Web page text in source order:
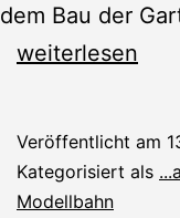
dem Bau der
Gartenbahn:
Spatenstich
weiterlesen
Veröffentlicht am
Kategorisiert als
Modellbahn